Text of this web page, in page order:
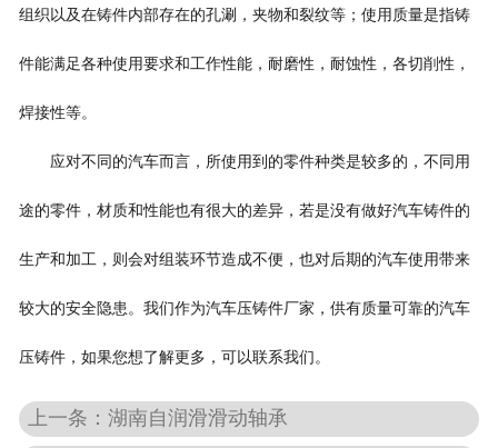
组织以及在铸件内部存在的孔涮，夹物和裂纹等；使用质量是指铸
件能满足各种使用要求和工作性能，耐磨性，耐蚀性，各切削性，
焊接性等。
应对不同的汽车而言，所使用到的零件种类是较多的，不同用
途的零件，材质和性能也有很大的差异，若是没有做好汽车铸件的
生产和加工，则会对组装环节造成不便，也对后期的汽车使用带来
较大的安全隐患。我们作为汽车压铸件厂家，供有质量可靠的汽车
压铸件，如果您想了解更多，可以联系我们。
上一条：湖南自润滑滑动轴承